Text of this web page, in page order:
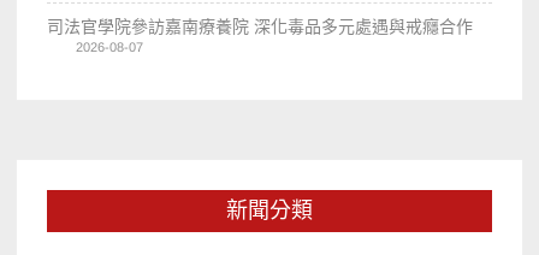
司法官學院參訪嘉南療養院 深化毒品多元處遇與戒癮合作
2026-08-07
新聞分類